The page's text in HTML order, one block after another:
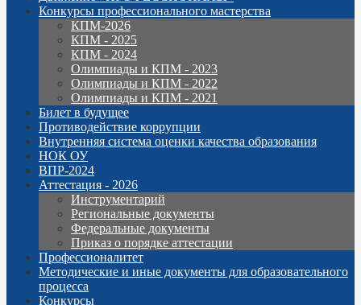
Конкурсы профессионального мастерства
КПМ-2026
КПМ - 2025
КПМ - 2024
Олимпиады и КПМ - 2023
Олимпиады и КПМ - 2022
Олимпиады и КПМ - 2021
Билет в будущее
Противодействие коррупции
Внутренняя система оценки качества образования
НОК ОУ
ВПР-2024
Аттестация - 2026
Инструментарий
Региональные документы
Федеральные документы
Приказ о порядке аттестации
Профессионалитет
Методические и иные документы для образовательного
процесса
Конкурсы